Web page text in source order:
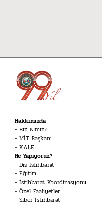
Hakkımızda
Biz Kimiz?
MİT Başkanı
KALE
Ne Yapıyoruz?
Dış İstihbarat
Eğitim
İstihbarat Koordinasyonu
Özel Faaliyetler
Siber İstihbarat
Sinyal İstihbaratı